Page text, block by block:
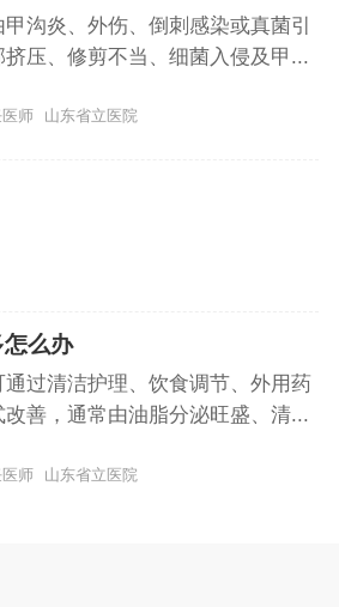
沟炎、外伤、倒刺感染或真菌引
压、修剪不当、细菌入侵及甲...
师 山东省立医院
么办
过清洁护理、饮食调节、外用药
善，通常由油脂分泌旺盛、清...
师 山东省立医院